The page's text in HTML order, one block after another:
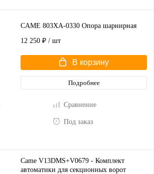
CAME 803XA-0330 Опора шарнирная
12 250 ₽ / шт
В корзину
Подробнее
Сравнение
Под заказ
Came V13DMS+V0679 - Комплект
автоматики для секционных ворот